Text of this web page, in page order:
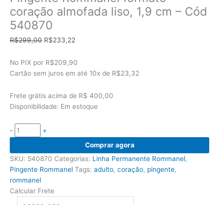
coração almofada liso, 1,9 cm – Cód
540870
R$299,00 O
original
era:
R$233,22
atual
é:
No PIX por R$209,90
Cartão sem juros em até 10x de R$23,32
Frete grátis acima de R$ 400,00
Disponibilidade: Em estoque
-
Rommanel
formato
coração
almofada
liso,
+
Comprar agora
SKU: 540870 Categorias: Linha Permanente Rommanel,
Pingente Rommanel Tags: adulto, coração, pingente,
rommanel
Calcular Frete